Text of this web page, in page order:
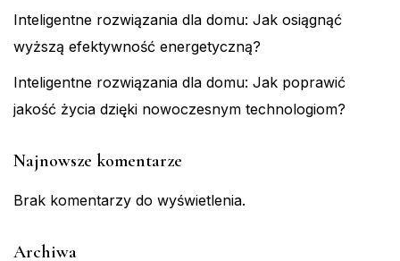
Inteligentne rozwiązania dla domu: Jak osiągnąć
wyższą efektywność energetyczną?
Inteligentne rozwiązania dla domu: Jak poprawić
jakość życia dzięki nowoczesnym technologiom?
Najnowsze komentarze
Brak komentarzy do wyświetlenia.
Archiwa